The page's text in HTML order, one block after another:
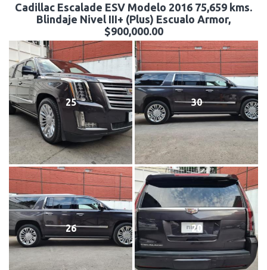
Cadillac Escalade ESV Modelo 2016 75,659 kms.
Blindaje Nivel III+ (Plus) Escualo Armor,
$900,000.00
25 30
26 20